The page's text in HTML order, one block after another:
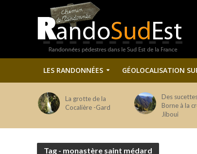
LES RANDONNÉES GÉOLOCALISATION
La grotte de la
Cocalière -Gard
Des
Borne à la
Jiboui
Tag - monastère saint médard